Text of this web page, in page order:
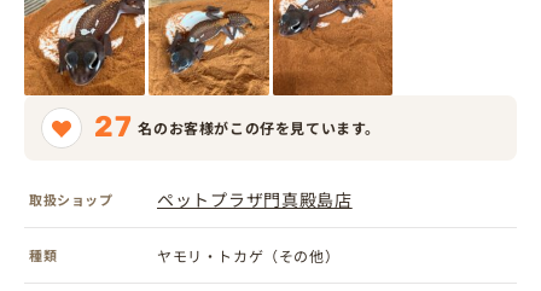
27 名のお客様がこの仔を見ています。
取扱ショップ ペットプラザ門真殿島店
種類 ヤモリ・トカゲ（その他）